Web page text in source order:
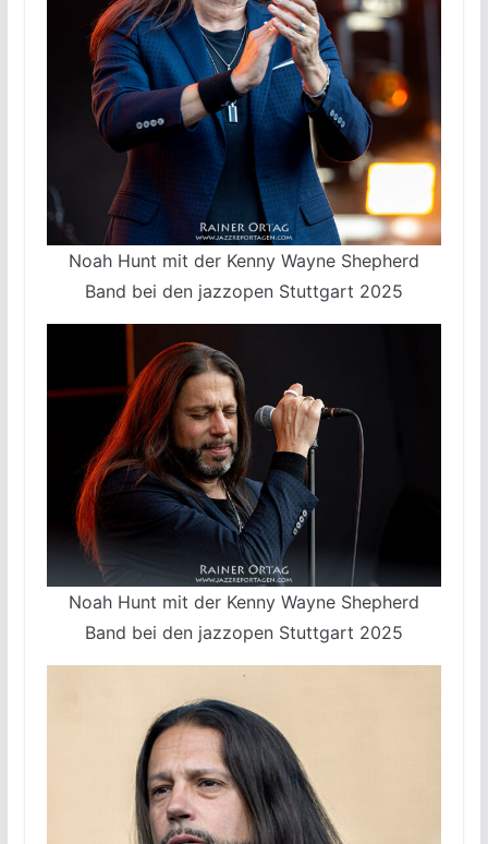
Noah Hunt mit der Kenny Wayne Shepherd
Band bei den jazzopen Stuttgart 2025
Noah Hunt mit der Kenny Wayne Shepherd
Band bei den jazzopen Stuttgart 2025